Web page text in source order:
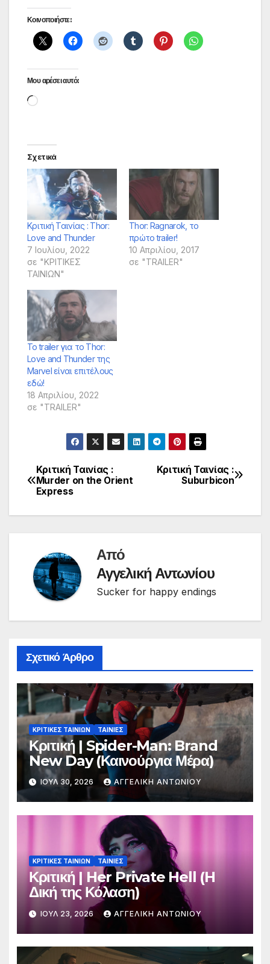
Κοινοποιήστε:
Μου αρέσει αυτό:
Loading…
Σχετικά
Κριτική Ταινίας : Thor:
Love and Thunder
7 Ιουλίου, 2022
σε "ΚΡΙΤΙΚΕΣ
ΤΑΙΝΙΩΝ"
Thor: Ragnarok, το
πρώτο trailer!
10 Απριλίου, 2017
σε "TRAILER"
Το trailer για το Thor:
Love and Thunder της
Marvel είναι επιτέλους
εδώ!
18 Απριλίου, 2022
σε "TRAILER"
Πλοήγηση
άρθρων
Κριτική Ταινίας :
Suburbicon
Κριτική Ταινίας :
Murder on the Orient
Express
Από
Αγγελική Αντωνίου
Sucker for happy endings
Σχετικό Άρθρο
ΚΡΙΤΙΚΕΣ ΤΑΙΝΙΩΝ ΤΑΙΝΙΕΣ
Κριτική | Spider-Man: Brand
New Day (Καινούργια Μέρα)
ΙΟΎΛ 30, 2026 ΑΓΓΕΛΙΚΉ ΑΝΤΩΝΊΟΥ
ΚΡΙΤΙΚΕΣ ΤΑΙΝΙΩΝ ΤΑΙΝΙΕΣ
Κριτική | Her Private Hell (H
Δική της Κόλαση)
ΙΟΎΛ 23, 2026 ΑΓΓΕΛΙΚΉ ΑΝΤΩΝΊΟΥ